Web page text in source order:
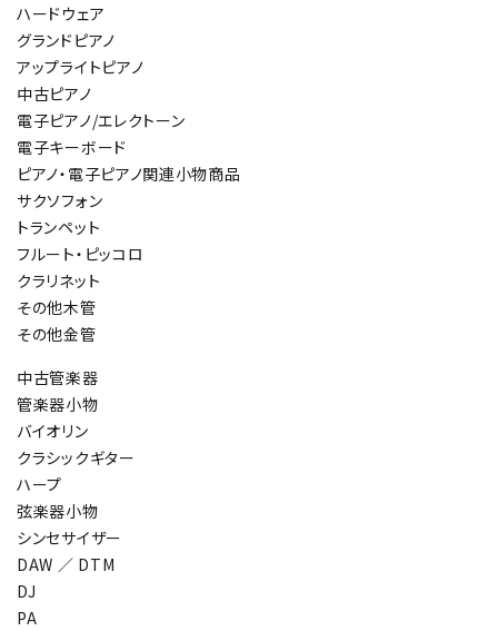
ハードウェア
グランドピアノ
アップライトピアノ
中古ピアノ
電子ピアノ/エレクトーン
電子キーボード
ピアノ・電子ピアノ関連小物商品
サクソフォン
トランペット
フルート・ピッコロ
クラリネット
その他木管
その他金管
中古管楽器
管楽器小物
バイオリン
クラシックギター
ハープ
弦楽器小物
シンセサイザー
DAW ／ DTM
DJ
PA